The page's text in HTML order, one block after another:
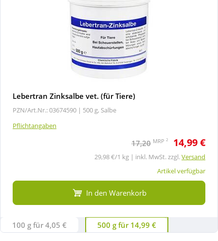
Lebertran Zinksalbe vet. (für Tiere)
PZN/Art.Nr.: 03674590 | 500 g, Salbe
Pflichtangaben
17,20 MRP 2 14,99 €
29,98 €/1 kg | inkl. MwSt. zzgl.Versand
Artikel verfügbar
In den Warenkorb
100 g für 4,05 € 500 g für 14,99 €